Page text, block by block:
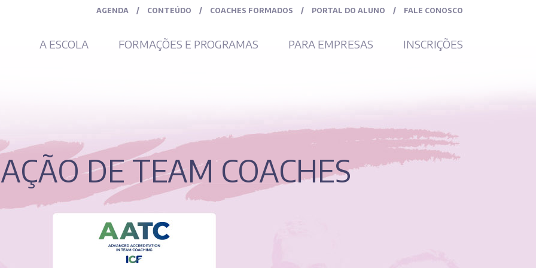
AGENDA / CONTEÚDO / COACHES FORMADOS / PORTAL DO ALUNO / FALE CONOSCO
A ESCOLA FORMAÇÕES E PROGRAMAS PARA EMPRESAS INSCRIÇÕES
DE TEAM COACHES